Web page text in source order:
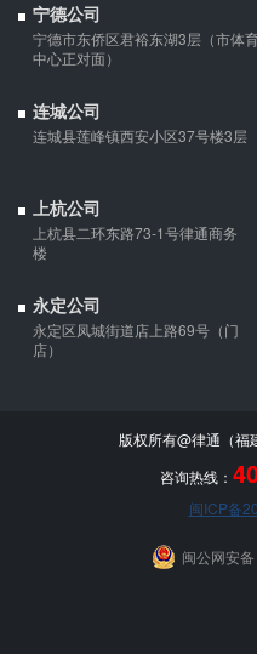
宁德公司
宁德市东侨区君裕东湖3层（市体
中心正对面）
连城公司
连城县莲峰镇西安小区37号楼3层
上杭公司
上杭县二环东路73-1号律通商务
楼
永定公司
永定区凤城街道店上路69号（门
店）
版权所有@律通（福
咨询热线：
闽ICP备
闽公网安